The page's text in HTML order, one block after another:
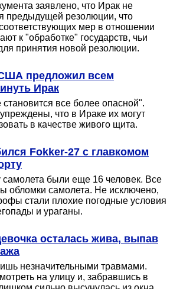
заявлено, что Ирак не
предыдущей резолюции, что
мер в отношении
к "обработке" государств, чьи
принятия новой резолюции.
предложил всем
Ирак
все более опасной".
что в Ираке их могут
в качестве живого щита.
Fokker-27 с главкомом
самолета были еще 16 человек. Все
обломки самолета. Не исключено,
стали плохие погодные условия
и ураганы.
осталась жива, выпав
незначительными травмами.
на улицу и, забравшись в